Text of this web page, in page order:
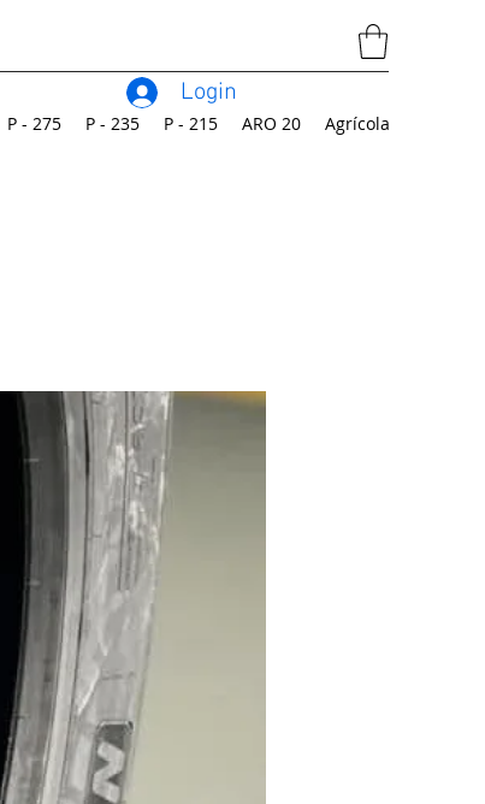
P - 275 P - 235 P - 215 ARO 20 Agrícola
Login